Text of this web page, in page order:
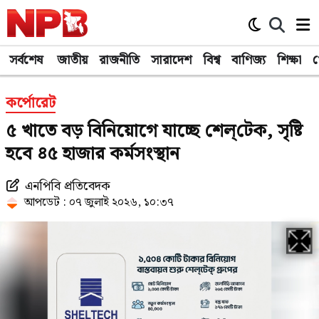
সর্বশেষ জাতীয় রাজনীতি সারাদেশ বিশ্ব বাণিজ্য শিক্ষা
কর্পোরেট
৫ খাতে বড় বিনিয়োগে যাচ্ছে শেল্‌টেক, সৃষ্টি
হবে ৪৫ হাজার কর্মসংস্থান
এনপিবি প্রতিবেদক
আপডেট : ০৭ জুলাই ২০২৬, ১০:৩৭